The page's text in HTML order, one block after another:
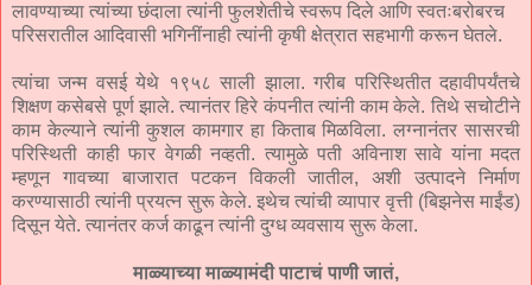
लावण्याच्या त्यांच्या छंदाला त्यांनी फुलशेतीचे स्वरूप दिले आणि स्वतःबरोबरच
परिसरातील आदिवासी भगिनींनाही त्यांनी कृषी क्षेत्रात सहभागी करून घेतले.
त्यांचा जन्म वसई येथे १९५८ साली झाला. गरीब परिस्थितीत दहावीपर्यंतचे
शिक्षण कसेबसे पूर्ण झाले. त्यानंतर हिरे कंपनीत त्यांनी काम केले. तिथे सचोटीने
काम केल्याने त्यांनी कुशल कामगार हा किताब मिळविला. लग्नानंतर सासरची
परिस्थिती काही फार वेगळी नव्हती. त्यामुळे पती अविनाश सावे यांना मदत
म्हणून गावच्या बाजारात पटकन विकली जातील, अशी उत्पादने निर्माण
करण्यासाठी त्यांनी प्रयत्न सुरू केले. इथेच त्यांची व्यापार वृत्ती (बिझनेस माईंड)
दिसून येते. त्यानंतर कर्ज काढून त्यांनी दुग्ध व्यवसाय सुरू केला.
माळ्याच्या माळ्यामंदी पाटाचं पाणी जातं,